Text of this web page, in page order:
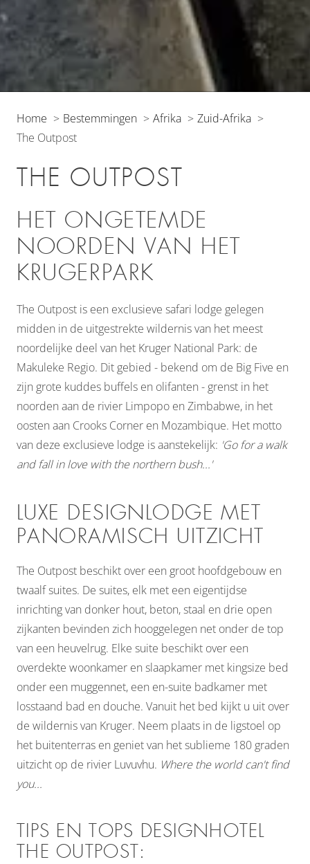
Home Bestemmingen Afrika
Zuid-Afrika
The Outpost
THE OUTPOST
HET ONGETEMDE
NOORDEN VAN HET
KRUGERPARK
The Outpost is een exclusieve safari lodge gelegen
midden in de uitgestrekte wildernis van het meest
noordelijke deel van het Kruger National Park: de
Makuleke Regio. Dit gebied - bekend om de Big Five en
zijn grote kuddes buffels en olifanten - grenst in het
noorden aan de rivier Limpopo en Zimbabwe, in het
oosten aan Crooks Corner en Mozambique. Het motto
van deze exclusieve lodge is aanstekelijk: 'Go for a walk
and fall in love with the northern bush...'
LUXE DESIGNLODGE MET
PANORAMISCH UITZICHT
The Outpost beschikt over een groot hoofdgebouw en
twaalf suites. De suites, elk met een eigentijdse
inrichting van donker hout, beton, staal en drie open
zijkanten bevinden zich hooggelegen net onder de top
van een heuvelrug. Elke suite beschikt over een
overdekte woonkamer en slaapkamer met kingsize bed
onder een muggennet, een en-suite badkamer met
losstaand bad en douche. Vanuit het bed kijkt u uit over
de wildernis van Kruger. Neem plaats in de ligstoel op
het buitenterras en geniet van het sublieme 180 graden
uitzicht op de rivier Luvuvhu. Where the world can't find
you...
TIPS EN TOPS DESIGNHOTEL
THE OUTPOST: